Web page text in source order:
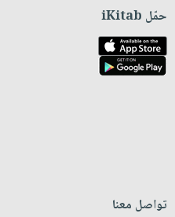
حمّل iKitab
تواصل معنا